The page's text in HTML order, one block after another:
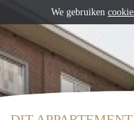
We gebruiken